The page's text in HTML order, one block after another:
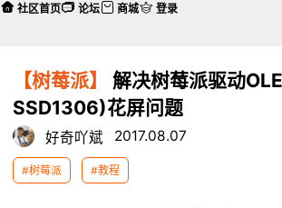
【树莓派】
解决树莓派驱动
SSD1306)花屏问题
好奇吖斌 2017.08.07
#树莓派 #教程
社区首页 论坛 商城 登录